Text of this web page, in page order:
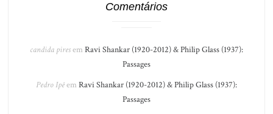
Comentários
candida piresem Ravi Shankar (1920-2012) & Philip Glass (1937):
Passages
Pedro Ipêem Ravi Shankar (1920-2012) & Philip Glass (1937):
Passages